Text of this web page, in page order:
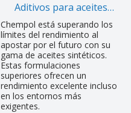
Aditivos para aceites
sintéticos
Chempol está superando los
límites del rendimiento al
apostar por el futuro con su
gama de aceites sintéticos.
Estas formulaciones
superiores ofrecen un
rendimiento excelente incluso
en los entornos más
exigentes.